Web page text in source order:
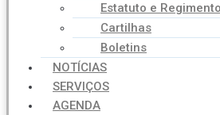
Estatuto e Regimento
Cartilhas
Boletins
NOTÍCIAS
SERVIÇOS
AGENDA